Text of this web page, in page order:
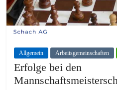
Allgemein Arbeitsgemeinschaften
Erfolge bei den